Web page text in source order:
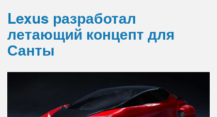
Lexus разработал
летающий концепт для
Санты